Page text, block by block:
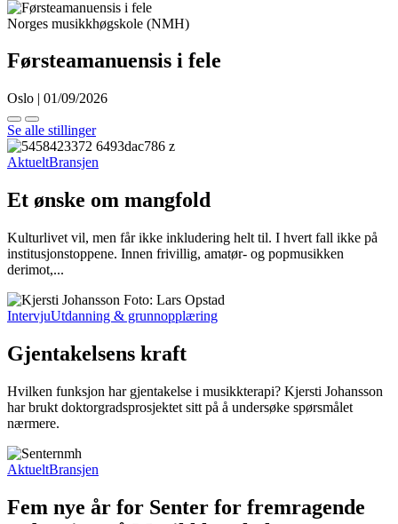
Norges musikkhøgskole (NMH)
Førsteamanuensis i fele
Oslo | 01/09/2026
Se alle stillinger
AktueltBransjen
Et ønske om mangfold
Kulturlivet vil, men får ikke inkludering helt til. I hvert fall ikke på
institusjonstoppene. Innen frivillig, amatør- og popmusikken
derimot,...
IntervjuUtdanning & grunnopplæring
Gjentakelsens kraft
Hvilken funksjon har gjentakelse i musikkterapi? Kjersti Johansson
har brukt doktorgradsprosjektet sitt på å undersøke spørsmålet
nærmere.
AktueltBransjen
Fem nye år for Senter for fremragende